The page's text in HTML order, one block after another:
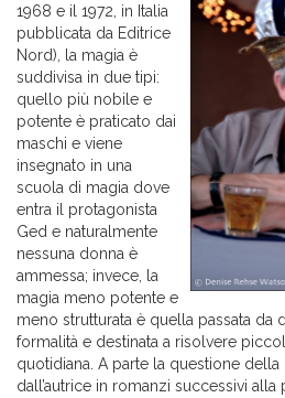
1968 e il 1972, in Italia
pubblicata da Editrice
Nord), la magia è
suddivisa in due tipi:
quello più nobile e
potente è praticato dai
maschi e viene
insegnato in una
scuola di magia dove
entra il protagonista
Ged e naturalmente
nessuna donna è
ammessa; invece, la
magia meno potente e
meno strutturata è quella passata da
formalità e destinata a risolvere
quotidiana. A parte la questione
dall’autrice in romanzi successivi alla